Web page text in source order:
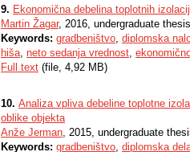
9. Ekonomična debelina toplotnih
Martin Žagar, 2016, undergraduate thesis
Keywords: gradbeništvo, diplomska
hiša, neto sedanja vrednost,
Full text (file, 4,92 MB)
10. Analiza vpliva debeline toplotne
oblike objekta
Anže Jerman, 2015, undergraduate
Keywords: gradbeništvo, diplomska